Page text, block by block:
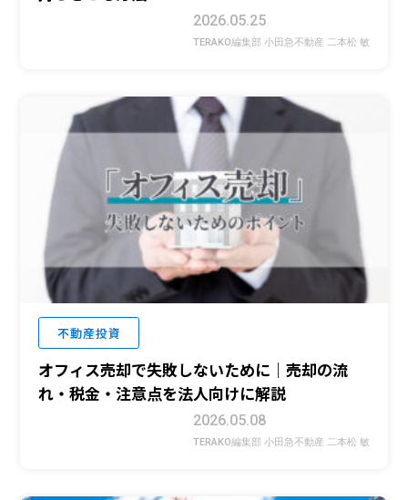
2026.05.25
TERAKO編集部 小田急不動産 二本松 敏
不動産投資
オフィス売却で失敗しないために｜売却の流
れ・税金・注意点を法人向けに解説
2026.05.08
TERAKO編集部 小田急不動産 二本松 敏